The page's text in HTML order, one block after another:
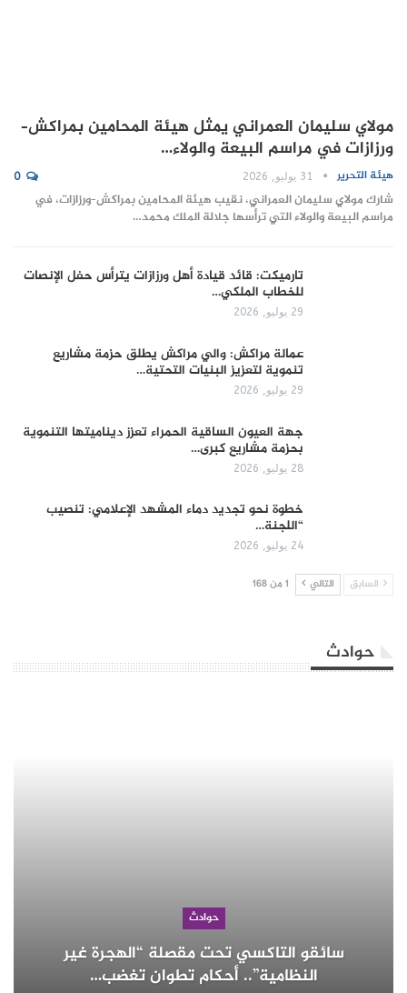
مولاي سليمان العمراني يمثل هيئة المحامين بمراكش–
ورزازات في مراسم البيعة والولاء…
هيئة التحرير 31 يوليو, 2026 0
شارك مولاي سليمان العمراني، نقيب هيئة المحامين بمراكش–ورزازات، في
مراسم البيعة والولاء التي ترأسها جلالة الملك محمد…
تارميكت: قائد قيادة أهل ورزازات يترأس حفل الإنصات
للخطاب الملكي…
29 يوليو, 2026
عمالة مراكش: والي مراكش يطلق حزمة مشاريع
تنموية لتعزيز البنيات التحتية…
29 يوليو, 2026
جهة العيون الساقية الحمراء تعزز ديناميتها التنموية
بحزمة مشاريع كبرى…
28 يوليو, 2026
​خطوة نحو تجديد دماء المشهد الإعلامي: تنصيب
“اللجنة…
24 يوليو, 2026
السابق التالي 1 من 168
حوادث
حوادث
سائقو التاكسي تحت مقصلة “الهجرة غير
النظامية”.. أحكام تطوان تغضب…